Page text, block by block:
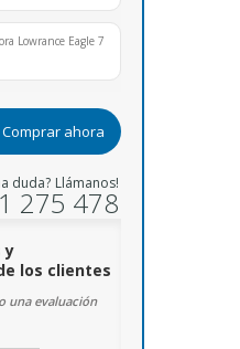
Lowrance Eagle 7
Comprar ahora
duda? Llámanos!
275 478
y
los clientes
una evaluación